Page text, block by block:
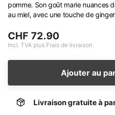
pomme. Son goût marie nuances
au miel, avec une touche de
CHF 72.90
Incl. TVA plus Frais de livraison
Ajouter au
Livraison gratuite à